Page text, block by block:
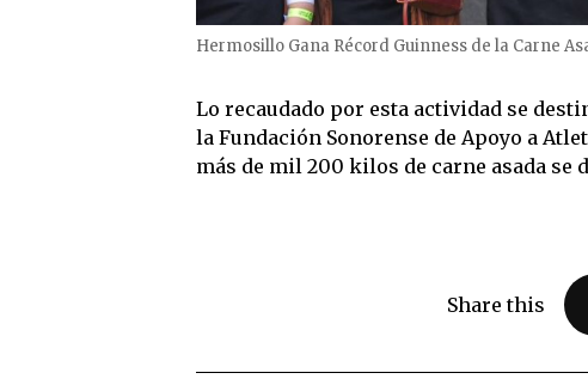
Hermosillo Gana Récord Guinness de la Carne
Lo recaudado por esta actividad se
la Fundación Sonorense de Apoyo a
más de mil 200 kilos de carne asada se
Share this